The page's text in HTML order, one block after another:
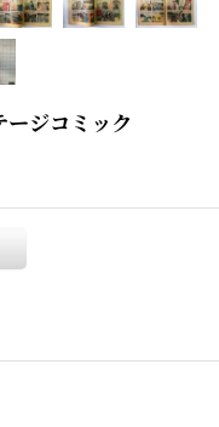
ジコミック